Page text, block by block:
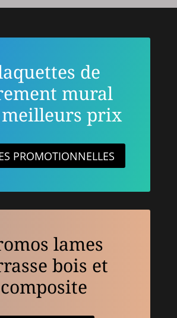
de
mural
prix
PROMOTIONNELLES
lames
bois et
composite